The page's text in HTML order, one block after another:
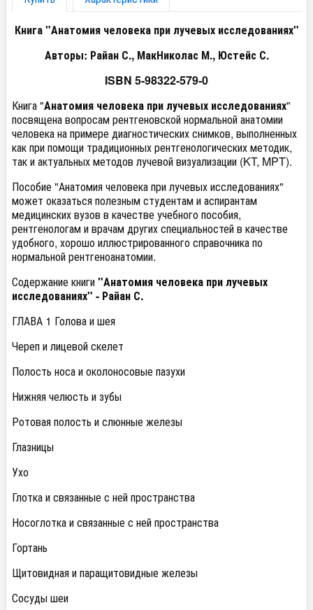
Книга "Анатомия человека при лучевых исследованиях"
Авторы: Райан С., МакНиколас М., Юстейс С.
ISBN 5-98322-579-0
Книга "Анатомия человека при лучевых исследованиях"
посвящена вопросам рентгеновской нормальной анатомии
человека на примере диагностических снимков, выполненных
как при помощи традиционных рентгенологических методик,
так и актуальных методов лучевой визуализации (KT, MPT).
Пособие "Анатомия человека при лучевых исследованиях"
может оказаться полезным студентам и аспирантам
медицинских вузов в качестве учебного пособия,
рентгенологам и врачам других специальностей в качестве
удобного, хорошо иллюстрированного справочника по
нормальной рентгеноанатомии.
Содержание книги"Анатомия человека при лучевых
исследованиях" - Райан С.
ГЛАВА 1 Голова и шея
Череп и лицевой скелет
Полость носа и околоносовые пазухи
Нижняя челюсть и зубы
Ротовая полость и слюнные железы
Глазницы
Ухо
Глотка и связанные с ней пространства
Носоглотка и связанные с ней пространства
Гортань
Щитовидная и паращитовидные железы
Сосуды шеи